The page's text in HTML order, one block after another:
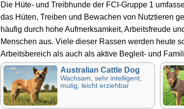
Die Hüte- und Treibhunde der FCI-Gruppe 1
das Hüten, Treiben und Bewachen von Nutztieren
häufig durch hohe Aufmerksamkeit, Arbeitsfreude
Menschen aus. Viele dieser Rassen werden heute
Arbeitsbereich als auch als aktive Begleit- und
Australian Cattle Dog
Wachsam, sehr intelligent,
mutig, leicht erziehbar